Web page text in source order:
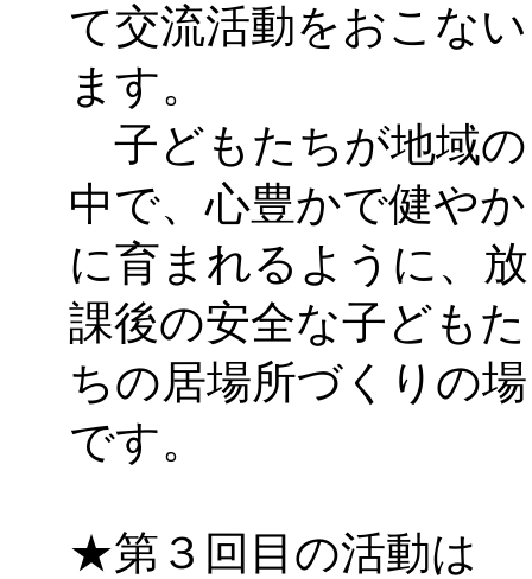
て交流活動をおこない
ます。
子どもたちが地域の
中で、心豊かで健やか
に育まれるように、放
課後の安全な子どもた
ちの居場所づくりの場
です。
★第３回目の活動は